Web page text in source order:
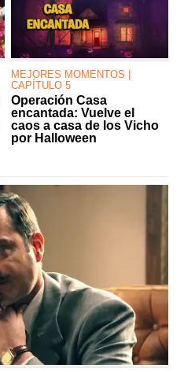
MEJORES MOMENTOS |
CAPÍTULO 5
Operación Casa
encantada: Vuelve el
caos a casa de los Vicho
por Halloween